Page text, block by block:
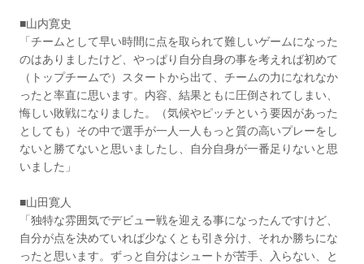
■山内寛史
「チームとして早い時間に点を取られて難しいゲームになった
のはありましたけど、やっぱり自分自身の事を考えれば初めて
（トップチームで）スタートから出て、チームの力になれなか
ったと率直に思います。内容、結果ともに圧倒されてしまい、
悔しい敗戦になりました。（気候やピッチという要因があった
としても）その中で選手が一人一人もっと質の高いプレーをし
ないと勝てないと思いましたし、自分自身が一番足りないと思
いました」
■山田寛人
「独特な雰囲気でデビュー戦を迎える事になったんですけど、
自分が点を決めていれば少なくとも引き分け、それか勝ちにな
ったと思います。ずっと自分はシュートが苦手、入らない、と